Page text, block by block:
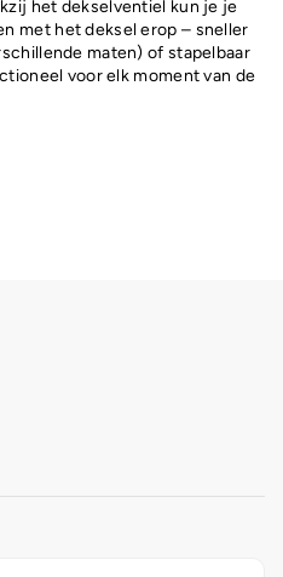
het dekselventiel kun je je
met het deksel erop – sneller
maten) of stapelbaar
voor elk moment van de